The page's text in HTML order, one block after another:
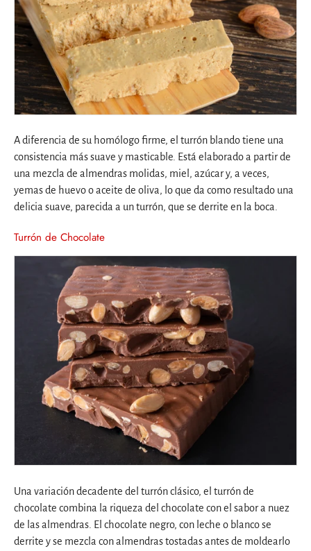
A diferencia de su homólogo firme, el turrón blando tiene una
consistencia más suave y masticable. Está elaborado a partir de
una mezcla de almendras molidas, miel, azúcar y, a veces,
yemas de huevo o aceite de oliva, lo que da como resultado una
delicia suave, parecida a un turrón, que se derrite en la boca.
Turrón de Chocolate
Una variación decadente del turrón clásico, el turrón de
chocolate combina la riqueza del chocolate con el sabor a nuez
de las almendras. El chocolate negro, con leche o blanco se
derrite y se mezcla con almendras tostadas antes de moldearlo